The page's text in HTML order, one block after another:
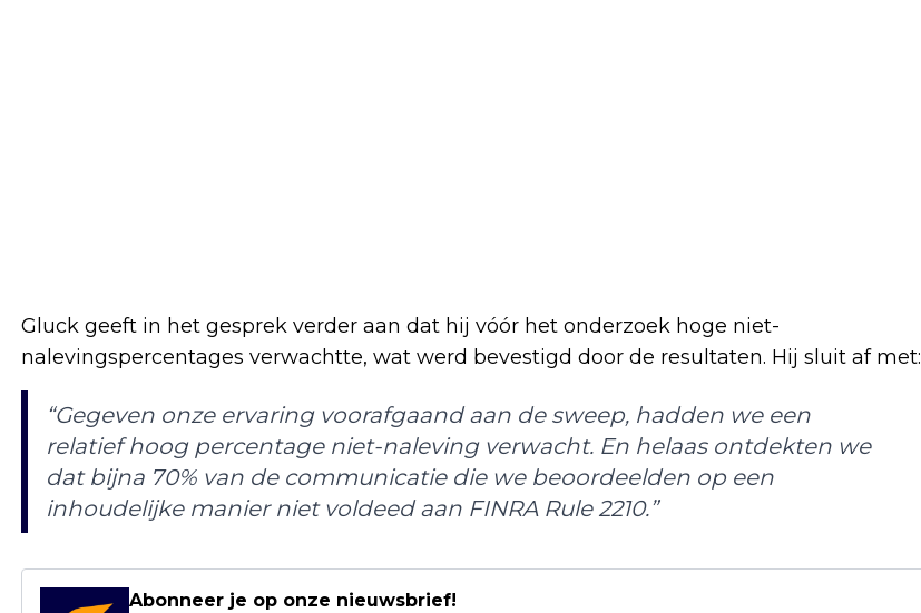
Gluck geeft in het gesprek verder aan dat hij vóór het onderzoek hoge niet-
nalevingspercentages verwachtte, wat werd bevestigd door de resultaten. Hij sluit af met:
“Gegeven onze ervaring voorafgaand aan de sweep, hadden we een
relatief hoog percentage niet-naleving verwacht. En helaas ontdekten we
dat bijna 70% van de communicatie die we beoordeelden op een
inhoudelijke manier niet voldeed aan FINRA Rule 2210.”
Abonneer je op onze nieuwsbrief!